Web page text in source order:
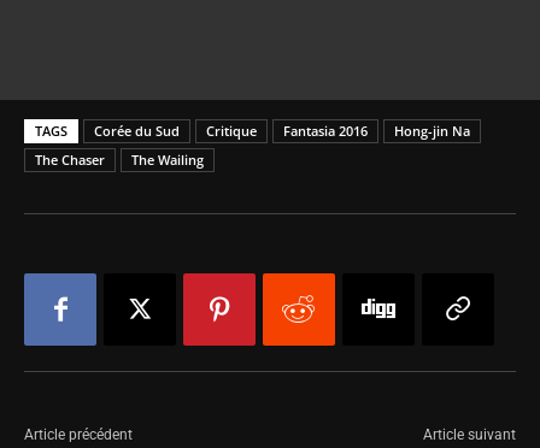
TAGS Corée du Sud Critique Fantasia 2016
Hong-jin Na
The Chaser
The Wailing
Article précédent Article suivant